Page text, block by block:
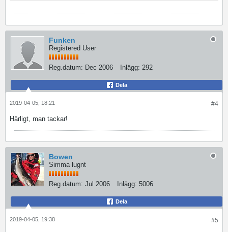
Funken
Registered User
Reg.datum: Dec 2006 Inlägg: 292
Dela
#4
2019-04-05, 18:21
Härligt, man tackar!
Bowen
Simma lugnt
Reg.datum: Jul 2006 Inlägg: 5006
Dela
#5
2019-04-05, 19:38